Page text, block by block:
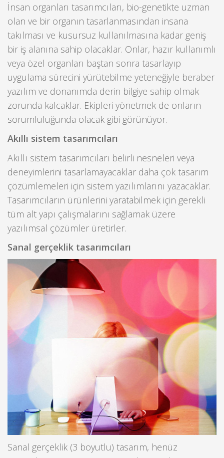
İnsan organları tasarımcıları, bio-genetikte uzman
olan ve bir organın tasarlanmasından insana
takılması ve kusursuz kullanılmasına kadar geniş
bir iş alanına sahip olacaklar. Onlar, hazır kullanımlı
veya özel organları baştan sonra tasarlayıp
uygulama sürecini yürütebilme yeteneğiyle beraber
yazılım ve donanımda derin bilgiye sahip olmak
zorunda kalcaklar. Ekipleri yönetmek de onların
sorumluluğunda olacak gibi görünüyor.
Akıllı sistem tasarımcıları
Akıllı sistem tasarımcıları belirli nesneleri veya
deneyimlerini tasarlamayacaklar daha çok tasarım
çözümlemeleri için sistem yazılımlarını yazacaklar.
Tasarımcıların ürünlerini yaratabilmek için gerekli
tüm alt yapı çalışmalarını sağlamak üzere
yazılımsal çözümler üretirler.
Sanal gerçeklik tasarımcıları
Sanal gerçeklik (3 boyutlu) tasarım, henüz